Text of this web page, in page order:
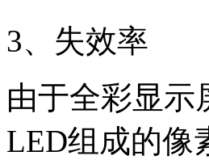
3、失效率
由于全彩显示
LED组成的像